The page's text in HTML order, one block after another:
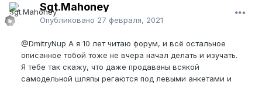
Sgt.Mahoney
Опубликовано 27 февраля, 2021
@DmitryNup А я 10 лет читаю форум, и всё остальное
описанное тобой тоже не вчера начал делать и изучать.
Я тебе так скажу, что даже продаваны всякой
самодельной шляпы регаются под левыми анкетами и